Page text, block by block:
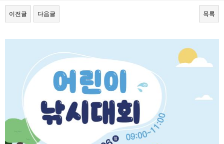
이전글 다음글 목록
본문